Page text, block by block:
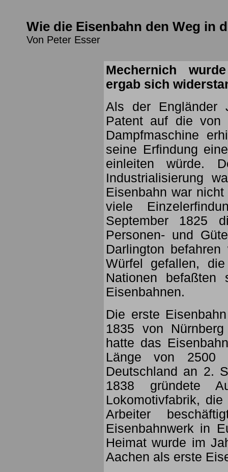
Wie die Eisenbahn den Weg in
Von Peter Esser
Mechernich
ergab sich
Als der Engländer
Patent auf die von
Dampfmaschine
seine Erfindung
einleiten würde.
Industrialisierung
Eisenbahn war
viele
September 1825
Personen- und
Darlington
Würfel gefallen,
Nationen
Eisenbahnen.
Die erste
1835 von
hatte das
Länge von 2500
Deutschland an 2.
1838 gründete
Lokomotivfabrik,
Arbeiter
Eisenbahnwerk in
Heimat wurde im
Aachen als erste